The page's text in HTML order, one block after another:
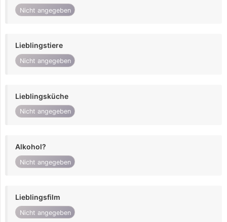
Nicht angegeben
Lieblingstiere
Nicht angegeben
Lieblingsküche
Nicht angegeben
Alkohol?
Nicht angegeben
Lieblingsfilm
Nicht angegeben